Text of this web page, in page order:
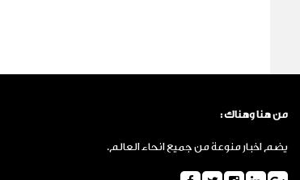
من هنا وهناك :
يضم اخبار منوعة من جميع انحاء العالم.